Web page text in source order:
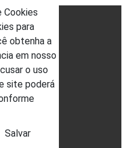
Cookies
para
obtenha a
em nosso
o uso
site poderá
Salvar